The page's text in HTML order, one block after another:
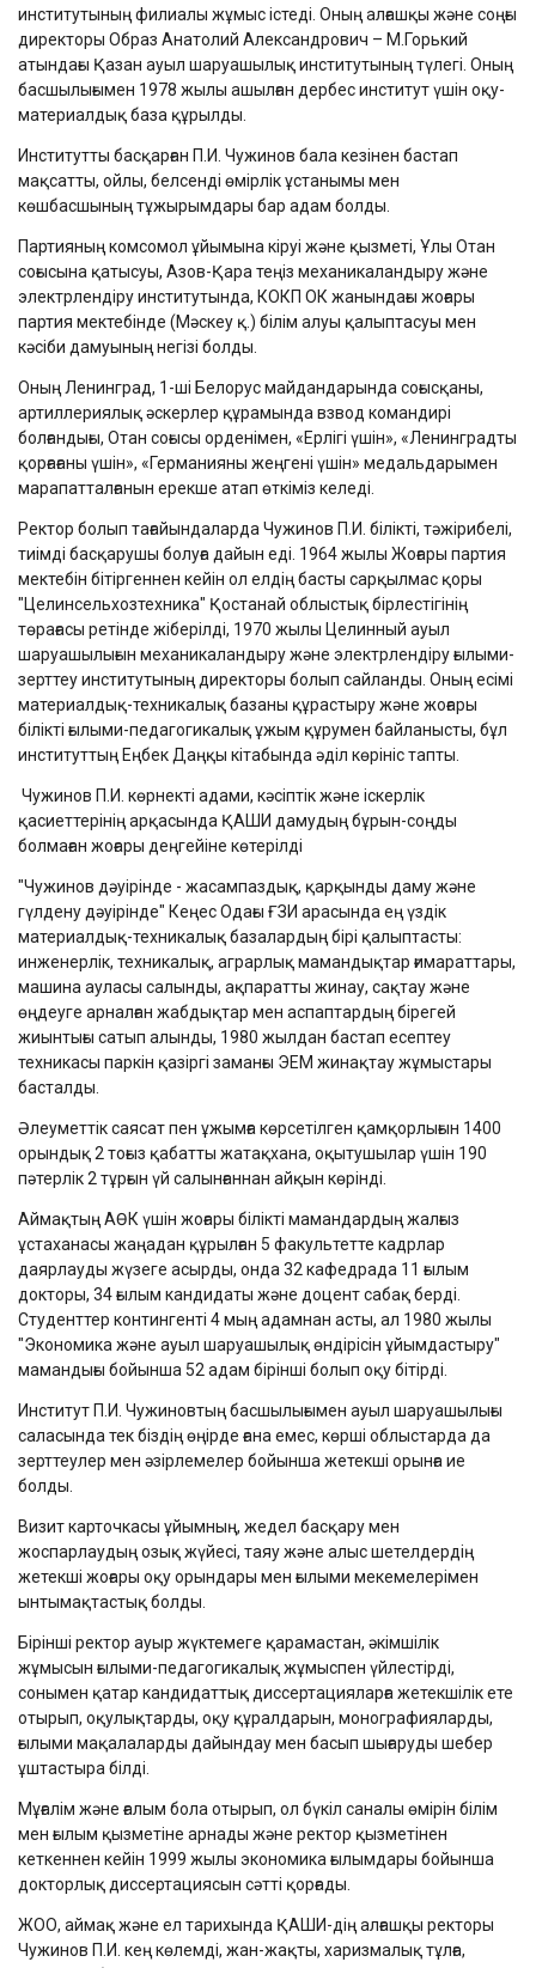
институтының филиалы жұмыс істеді. Оның алғашқы және соңғы
директоры Образ Анатолий Александрович – М.Горький
атындағы Қазан ауыл шаруашылық институтының түлегі. Оның
басшылығымен 1978 жылы ашылған дербес институт үшін оқу-
материалдық база құрылды.
Институтты басқарған П.И. Чужинов бала кезінен бастап
мақсатты, ойлы, белсенді өмірлік ұстанымы мен
көшбасшының тұжырымдары бар адам болды.
Партияның комсомол ұйымына кіруі және қызметі, Ұлы Отан
соғысына қатысуы, Азов-Қара теңіз механикаландыру және
электрлендіру институтында, КОКП ОК жанындағы жоғары
партия мектебінде (Мәскеу қ.) білім алуы қалыптасуы мен
кәсіби дамуының негізі болды.
Оның Ленинград, 1-ші Белорус майдандарында соғысқаны,
артиллериялық әскерлер құрамында взвод командирі
болғандығы, Отан соғысы орденімен, «Ерлігі үшін», «Ленинградты
қорғағаны үшін», «Германияны жеңгені үшін» медальдарымен
марапатталғанын ерекше атап өткіміз келеді.
Ректор болып тағайындаларда Чужинов П.И. білікті, тәжірибелі,
тиімді басқарушы болуға дайын еді. 1964 жылы Жоғары партия
мектебін бітіргеннен кейін ол елдің басты сарқылмас қоры
"Целинсельхозтехника" Қостанай облыстық бірлестігінің
төрағасы ретінде жіберілді, 1970 жылы Целинный ауыл
шаруашылығын механикаландыру және электрлендіру ғылыми-
зерттеу институтының директоры болып сайланды. Оның есімі
материалдық-техникалық базаны құрастыру және жоғары
білікті ғылыми-педагогикалық ұжым құрумен байланысты, бұл
институттың Еңбек Даңқы кітабында әділ көрініс тапты.
Чужинов П.И. көрнекті адами, кәсіптік және іскерлік
қасиеттерінің арқасында ҚАШИ дамудың бұрын-соңды
болмаған жоғары деңгейіне көтерілді
"Чужинов дәуірінде - жасампаздық, қарқынды даму және
гүлдену дәуірінде" Кеңес Одағы ҒЗИ арасында ең үздік
материалдық-техникалық базалардың бірі қалыптасты:
инженерлік, техникалық, аграрлық мамандықтар ғимараттары,
машина ауласы салынды, ақпаратты жинау, сақтау және
өңдеуге арналған жабдықтар мен аспаптардың бірегей
жиынтығы сатып алынды, 1980 жылдан бастап есептеу
техникасы паркін қазіргі заманғы ЭЕМ жинақтау жұмыстары
басталды.
Әлеуметтік саясат пен ұжымға көрсетілген қамқорлығын 1400
орындық 2 тоғыз қабатты жатақхана, оқытушылар үшін 190
пәтерлік 2 тұрғын үй салынғаннан айқын көрінді.
Аймақтың АӨК үшін жоғары білікті мамандардың жалғыз
ұстаханасы жаңадан құрылған 5 факультетте кадрлар
даярлауды жүзеге асырды, онда 32 кафедрада 11 ғылым
докторы, 34 ғылым кандидаты және доцент сабақ берді.
Студенттер контингенті 4 мың адамнан асты, ал 1980 жылы
"Экономика және ауыл шаруашылық өндірісін ұйымдастыру"
мамандығы бойынша 52 адам бірінші болып оқу бітірді.
Институт П.И. Чужиновтың басшылығымен ауыл шаруашылығы
саласында тек біздің өңірде ғана емес, көрші облыстарда да
зерттеулер мен әзірлемелер бойынша жетекші орынға ие
болды.
Визит карточкасы ұйымның, жедел басқару мен
жоспарлаудың озық жүйесі, таяу және алыс шетелдердің
жетекші жоғары оқу орындары мен ғылыми мекемелерімен
ынтымақтастық болды.
Бірінші ректор ауыр жүктемеге қарамастан, әкімшілік
жұмысын ғылыми-педагогикалық жұмыспен үйлестірді,
сонымен қатар кандидаттық диссертацияларға жетекшілік ете
отырып, оқулықтарды, оқу құралдарын, монографияларды,
ғылыми мақалаларды дайындау мен басып шығаруды шебер
ұштастыра білді.
Мұғалім және ғалым бола отырып, ол бүкіл саналы өмірін білім
мен ғылым қызметіне арнады және ректор қызметінен
кеткеннен кейін 1999 жылы экономика ғылымдары бойынша
докторлық диссертациясын сәтті қорғады.
ЖОО, аймақ және ел тарихында ҚАШИ-дің алғашқы ректоры
Чужинов П.И. кең көлемді, жан-жақты, харизмалық тұлға,